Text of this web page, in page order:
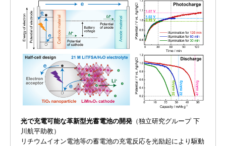
光で充電可能な革新型光蓄電池の開発 （独立研究グループ 下
川航平助教）
リチウムイオン電池等の蓄電池の充電反応を光励起により駆動